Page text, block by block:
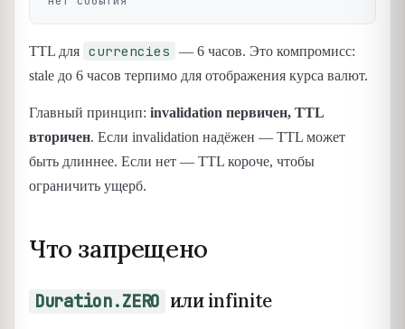
TTL для currencies
— 6 часов. Это компромисс:
stale до 6 часов терпимо для отображения курса валют.
Главный принцип: invalidation первичен, TTL
вторичен. Если invalidation надёжен — TTL может
быть длиннее. Если нет — TTL короче, чтобы
ограничить ущерб.
Что запрещено
Duration.ZERO или infinite